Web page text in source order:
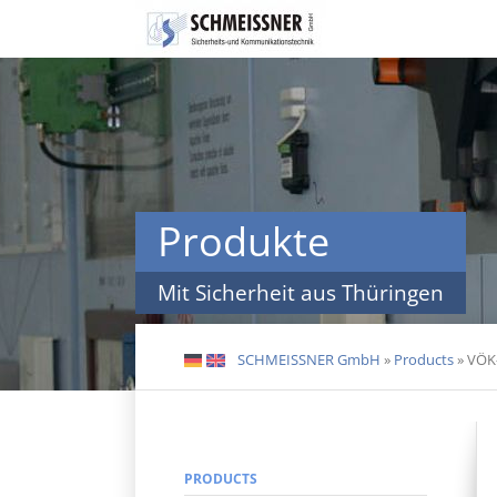
Skip
navigation
Produkte
Mit Sicherheit aus Thüringen
DE EN SCHMEISSNER GmbH » Products»
PRODUCTS